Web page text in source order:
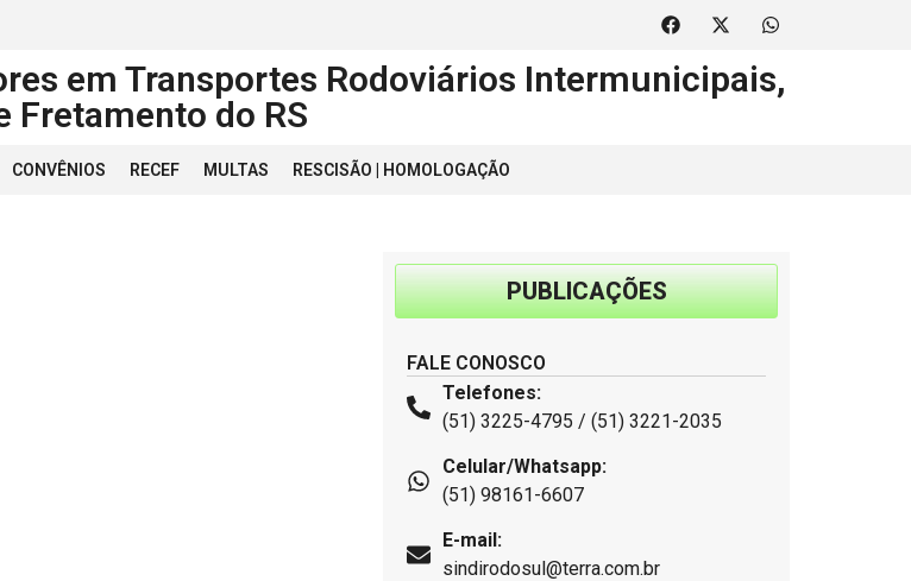
em Transportes Rodoviários Intermunicipais,
Fretamento do RS
CONVÊNIOS RECEF MULTAS RESCISÃO | HOMOLOGAÇÃO
PUBLICAÇÕES
FALE CONOSCO
Telefones:
(51) 3225-4795 / (51) 3221-2035
Celular/Whatsapp:
(51) 98161-6607
E-mail:
sindirodosul@terra.com.br